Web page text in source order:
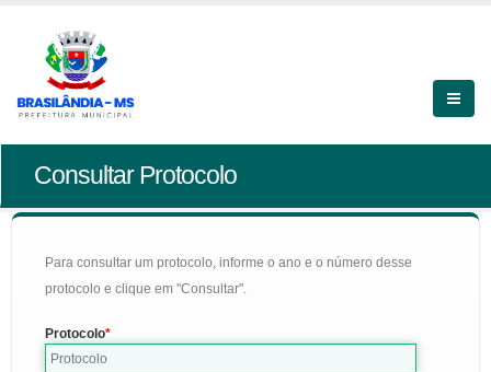
Consultar Protocolo
Para consultar um protocolo, informe o ano e o número desse
protocolo e clique em "Consultar".
Protocolo